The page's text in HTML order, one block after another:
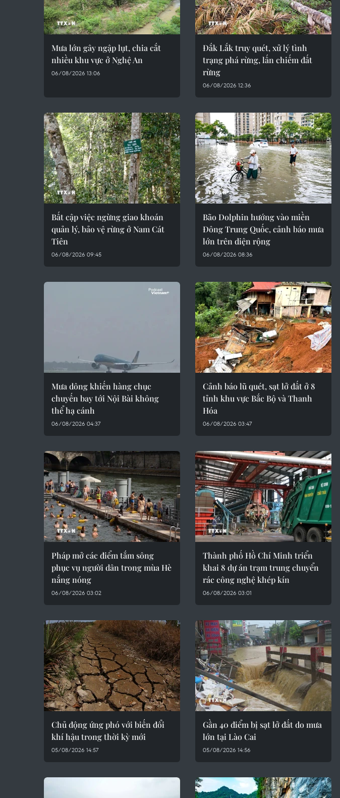
Mưa lớn gây ngập lụt, chia cắt
nhiều khu vực ở Nghệ An
06/08/2026 13:06
Đắk Lắk truy quét, xử lý tình
trạng phá rừng, lấn chiếm đất
rừng
06/08/2026 12:36
Bất cập việc ngừng giao khoán
quản lý, bảo vệ rừng ở Nam Cát
Tiên
06/08/2026 09:45
Bão Dolphin hướng vào miền
Đông Trung Quốc, cảnh báo mưa
lớn trên diện rộng
06/08/2026 08:36
Mưa dông khiến hàng chục
chuyến bay tới Nội Bài không
thể hạ cánh
06/08/2026 04:37
Cảnh báo lũ quét, sạt lở đất ở 8
tỉnh khu vực Bắc Bộ và Thanh
Hóa
06/08/2026 03:47
Pháp mở các điểm tắm sông
phục vụ người dân trong mùa Hè
nắng nóng
06/08/2026 03:02
Thành phố Hồ Chí Minh triển
khai 8 dự án trạm trung chuyển
rác công nghệ khép kín
06/08/2026 03:01
Chủ động ứng phó với biến đổi
khí hậu trong thời kỳ mới
05/08/2026 14:57
Gần 40 điểm bị sạt lở đất do mưa
lớn tại Lào Cai
05/08/2026 14:56